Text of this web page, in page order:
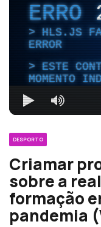
ERRO
HLS.JS
ERROR
ESTE
MOMENTO
DESPORTO
Criamar
sobre a
formação
pandemia